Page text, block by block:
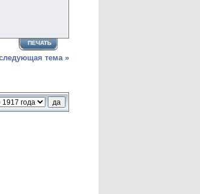
ПЕЧАТЬ
тема »